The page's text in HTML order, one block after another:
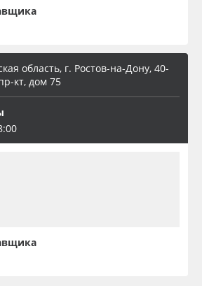
область, г. Ростов-на-Дону, 40-
кт, дом 75